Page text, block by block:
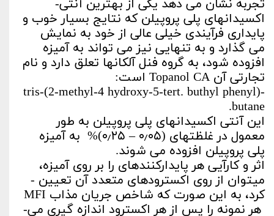
تجربه نشان می­ دهد یکی از بهترین آنتی­
اکسیدان­های پلی ­پروپیلن که نتایج بسیار خوب و
پایداری فرآیندی خیلی عالی از خود به نمایش
می­ گذارد و به تنهایی نیز می­ تواند به آمیزه
افزوده شود، به گروه فنل آلکان­ها تعلق دارد و نام
تجارتی آن Topanol CA است:
tris-(2-methyl-4 hydroxy-5-tert. buthyl phenyl)-
butane.
این آنتی­ اکسیدان­های پلی ­پروپیلن به طور
معمول در غلظت­های (۰٫۰۵ – ۰٫۲۵)% به آمیزه
پلی ­پروپیلن افزوده می­ شوند.
اثر و کارآیی هر پایدارکننده­ای را بر روی آمیزه،
می­توان از روی اکسترود­های متعدد آن تعیین ­
کرد، به این صورت که شاخص جریان مذاب MFI
هر نمونه را پس از هر اکسترود اندازه­ گیری می­